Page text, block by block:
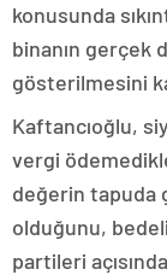
konusunda
binanın gerçek
gösterilmesini
Kaftancıoğlu,
vergi
değerin tapuda
olduğunu,
partileri